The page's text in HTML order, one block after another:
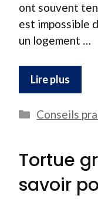
ont souvent
est impossible
un logement …
Lire plus
Catégories
Conseils
Tortue
savoir